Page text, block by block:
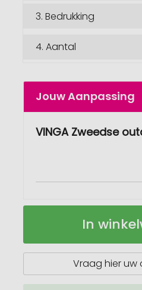
3. Bedrukking
4. Aantal
Jouw Aanpassing
VINGA Zweedse
VINGA
pan
Op
In
Vraag hier